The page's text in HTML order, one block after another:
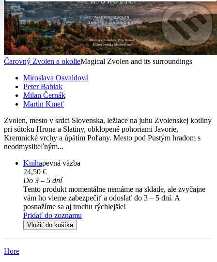
Čarovný Zvolen a okolieMagical Zvolen and its surroundings
Miroslava Osvaldová
Peter Babiak
Milan Černák
Martin Kmeť
Zvolen, mesto v srdci Slovenska, ležiace na juhu Zvolenskej kotliny
pri sútoku Hrona a Slatiny, obklopené pohoriami Javorie,
Kremnické vrchy a úpätím Poľany. Mesto pod Pustým hradom s
neodmysliteľným...
Knihapevná väzba
24,50 €
Do 3 – 5 dní
Tento produkt momentálne nemáme na sklade, ale zvyčajne
vám ho vieme zabezpečiť a odoslať do 3 – 5 dní. A
posnažíme sa aj trochu rýchlejšie!
Pridať do zoznamu
Vložiť do košíka
Hore